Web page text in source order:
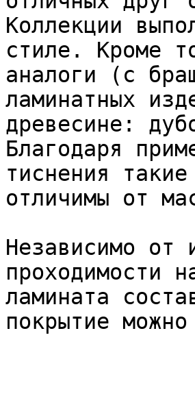
Коллекции
стиле. Кроме
аналоги (с
ламинатных
древесине:
Благодаря
тиснения
отличимы от
Независимо от
проходимости
ламината
покрытие